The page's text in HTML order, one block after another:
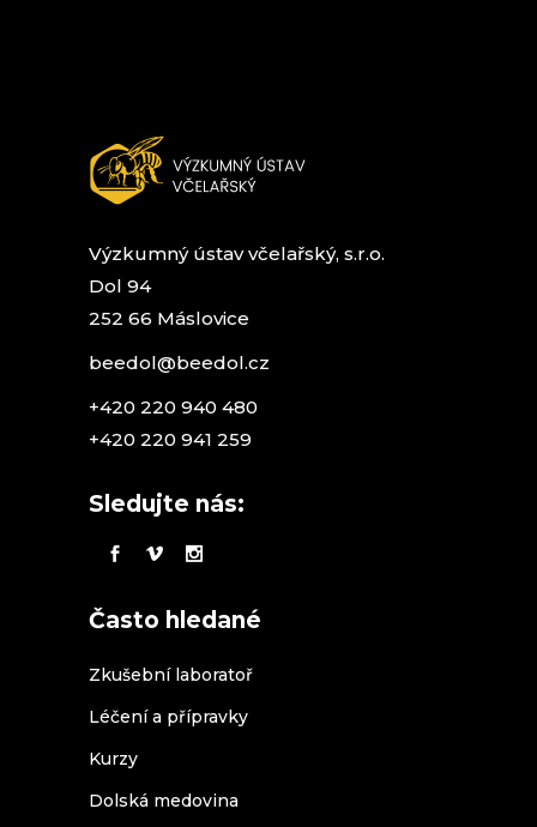
Výzkumný ústav včelařský, s.r.o.
Dol 94
252 66 Máslovice
beedol@beedol.cz
+420 220 940 480
+420 220 941 259
Sledujte nás:
Často hledané
Zkušební laboratoř
Léčení a přípravky
Kurzy
Dolská medovina